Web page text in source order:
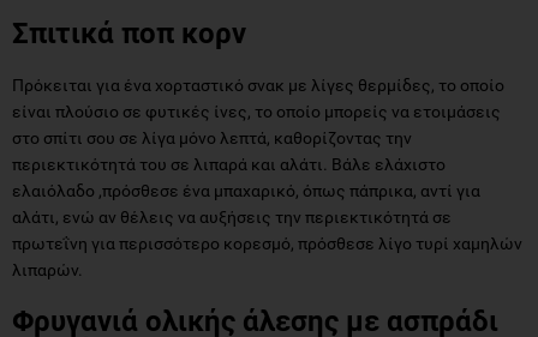
Σπιτικά ποπ κορν
Πρόκειται για ένα χορταστικό σνακ με λίγες θερμίδες, το οποίο
είναι πλούσιο σε φυτικές ίνες, το οποίο μπορείς να ετοιμάσεις
στο σπίτι σου σε λίγα μόνο λεπτά, καθορίζοντας την
περιεκτικότητά του σε λιπαρά και αλάτι. Βάλε ελάχιστο
ελαιόλαδο ,πρόσθεσε ένα μπαχαρικό, όπως πάπρικα, αντί για
αλάτι, ενώ αν θέλεις να αυξήσεις την περιεκτικότητά σε
πρωτεΐνη για περισσότερο κορεσμό, πρόσθεσε λίγο τυρί χαμηλών
λιπαρών.
Φρυγανιά ολικής άλεσης με ασπράδι